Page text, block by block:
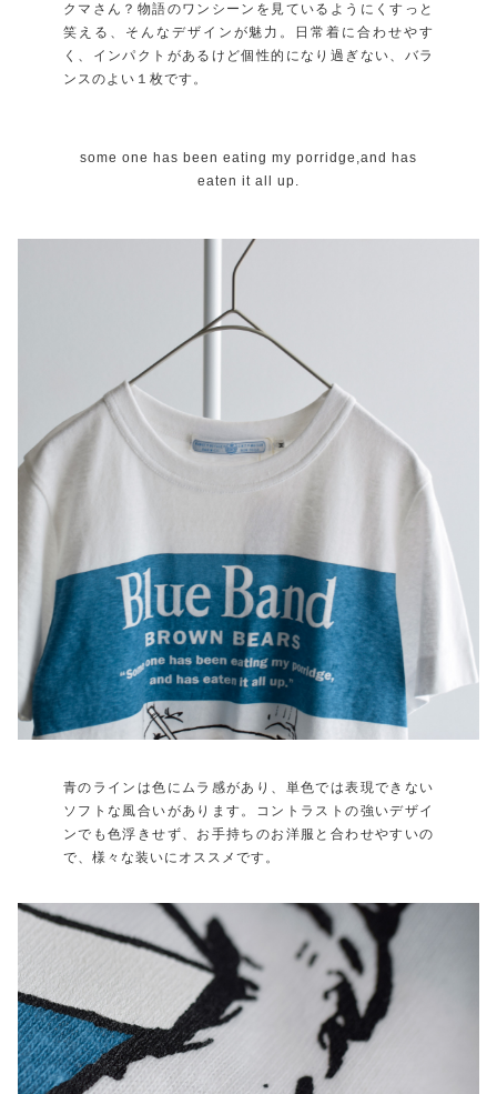
クマさん？物語のワンシーンを見ているようにくすっと
笑える、そんなデザインが魅力。日常着に合わせやす
く、インパクトがあるけど個性的になり過ぎない、バラ
ンスのよい１枚です。
some one has been eating my porridge,and has
eaten it all up.
青のラインは色にムラ感があり、単色では表現できない
ソフトな風合いがあります。コントラストの強いデザイ
ンでも色浮きせず、お手持ちのお洋服と合わせやすいの
で、様々な装いにオススメです。